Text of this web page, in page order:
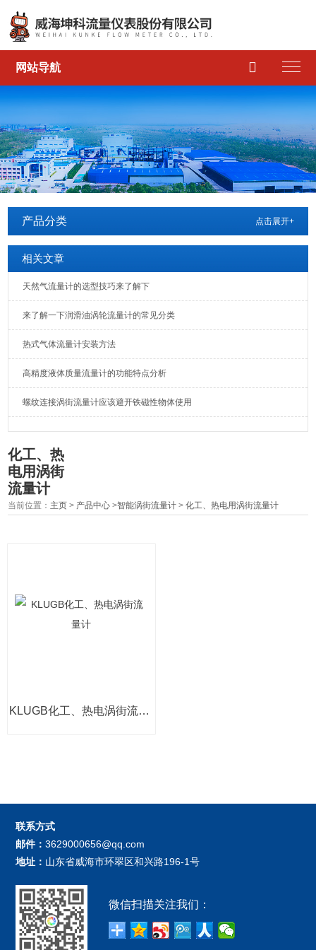
网站导航 
产品分类 点击展开+
相关文章
天然气流量计的选型技巧来了解下
来了解一下润滑油涡轮流量计的常见分类
热式气体流量计安装方法
高精度液体质量流量计的功能特点分析
螺纹连接涡街流量计应该避开铁磁性物体使用
化工、热
电用涡街
流量计
当前位置： 主页 > 产品中心 >智能涡街流量计 >化工、热电用涡街流量计
KLUGB化工、热电涡街流量计
联系方式
邮件：3629000656@qq.com
地址： 山东省威海市环翠区和兴路196-1号
微信扫描关注我们：